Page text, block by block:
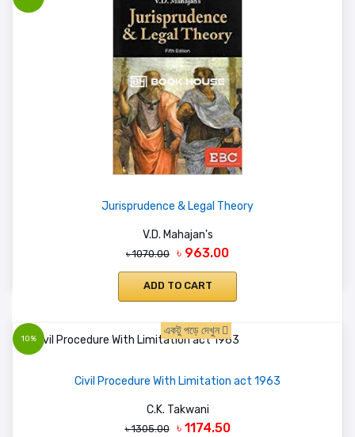
Jurisprudence & Legal Theory
V.D. Mahajan's
৳ 1070.00 ৳ 963.00
ADD TO CART
10%
একটু পড়ে দেখুন
Civil Procedure With Limitation act 1963
C.K. Takwani
৳ 1305.00 ৳ 1174.50